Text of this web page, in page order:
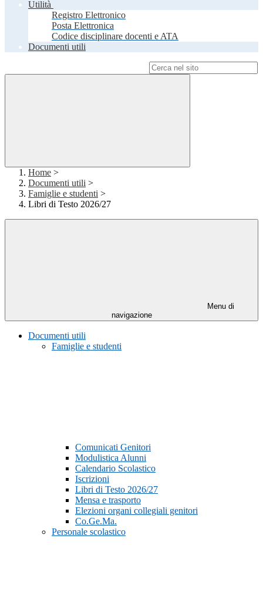
Utilità
Registro Elettronico
Posta Elettronica
Codice disciplinare docenti e ATA
Documenti utili
Home >
Documenti utili >
Famiglie e studenti >
Libri di Testo 2026/27
Menu di
navigazione
Documenti utili
Famiglie e studenti
Comunicati Genitori
Modulistica Alunni
Calendario Scolastico
Iscrizioni
Libri di Testo 2026/27
Mensa e trasporto
Elezioni organi collegiali genitori
Co.Ge.Ma.
Personale scolastico